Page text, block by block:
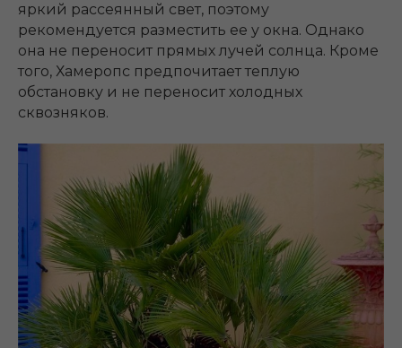
яркий рассеянный свет, поэтому
рекомендуется разместить ее у окна. Однако
она не переносит прямых лучей солнца. Кроме
того, Хамеропс предпочитает теплую
обстановку и не переносит холодных
сквозняков.